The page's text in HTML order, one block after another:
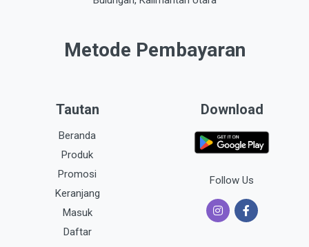
Metode Pembayaran
Tautan
Beranda
Produk
Promosi
Keranjang
Masuk
Daftar
Download
Follow Us